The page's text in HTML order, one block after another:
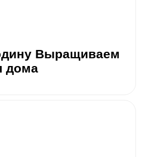
Выращиваем
дома